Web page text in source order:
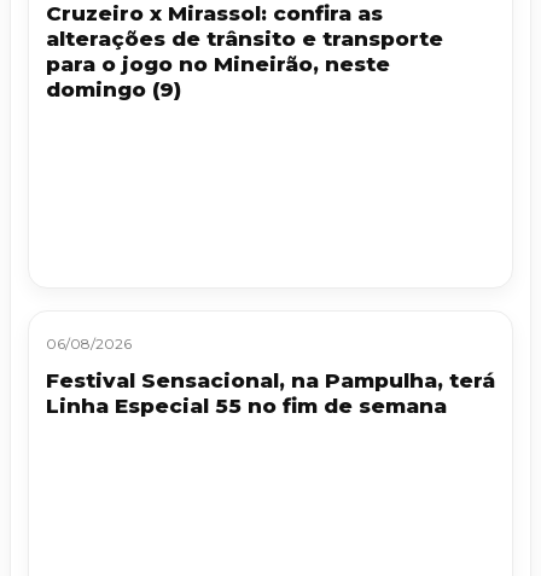
Cruzeiro x Mirassol: confira as
alterações de trânsito e transporte
para o jogo no Mineirão, neste
domingo (9)
06/08/2026
Festival Sensacional, na Pampulha, terá
Linha Especial 55 no fim de semana